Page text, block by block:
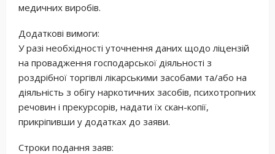
медичних виробів.
Додаткові вимоги:
У разі необхідності уточнення даних щодо ліцензій
на провадження господарської діяльності з
роздрібної торгівлі лікарськими засобами та/або на
діяльність з обігу наркотичних засобів, психотропних
речовин і прекурсорів, надати їх скан-копії,
прикріпивши у додатках до заяви.
Строки подання заяв: